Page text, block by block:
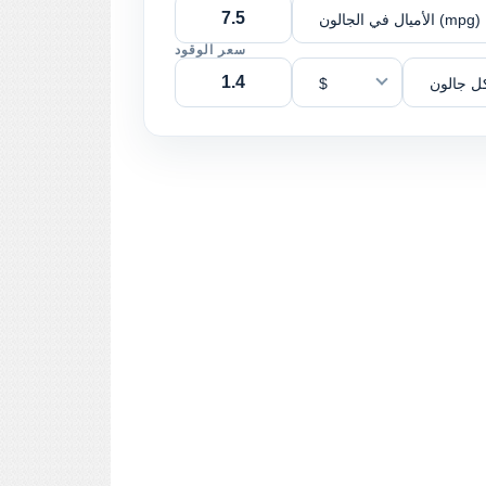
الأميال في الجالون (mpg)
سعر الوقود
$ جالون